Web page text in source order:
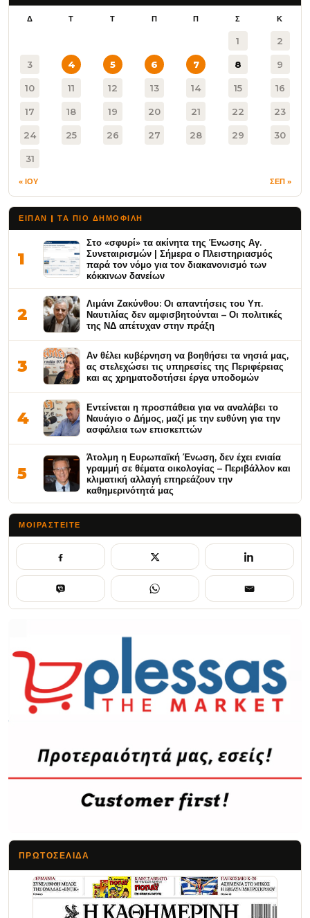
Δ Τ Τ Π Π Σ Κ
1 2
3 4 5 6 7 8 9
10 11 12 13 14 15 16
17 18 19 20 21 22 23
24 25 26 27 28 29 30
31
« ΙΟΥ ΣΕΠ »
ΕΙΠΑΝ | ΤΑ ΠΙΟ ΔΗΜΟΦΙΛΉ
1
Στο «σφυρί» τα ακίνητα της Ένωσης Αγ.
Συνεταιρισμών | Σήμερα ο Πλειστηριασμός
παρά τον νόμο για τον διακανονισμό των
κόκκινων δανείων
2
Λιμάνι Ζακύνθου: Οι απαντήσεις του Υπ.
Ναυτιλίας δεν αμφισβητούνται – Οι πολιτικές
της ΝΔ απέτυχαν στην πράξη
3
Αν θέλει κυβέρνηση να βοηθήσει τα νησιά μας,
ας στελεχώσει τις υπηρεσίες της Περιφέρειας
και ας χρηματοδοτήσει έργα υποδομών
4
Εντείνεται η προσπάθεια για να αναλάβει το
Ναυάγιο ο Δήμος, μαζί με την ευθύνη για την
ασφάλεια των επισκεπτών
5
Άτολμη η Ευρωπαϊκή Ένωση, δεν έχει ενιαία
γραμμή σε θέματα οικολογίας – Περιβάλλον και
κλιματική αλλαγή επηρεάζουν την
καθημερινότητά μας
ΜΟΙΡΑΣΤΕΊΤΕ
ΠΡΩΤΟΣΈΛΙΔΑ